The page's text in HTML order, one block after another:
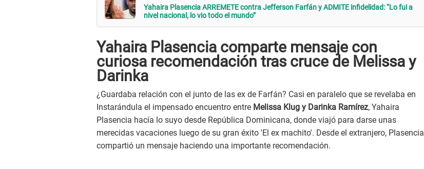
Yahaira Plasencia ARREMETE contra Jefferson Farfán y ADMITE infidelidad: “Lo fui a
nivel nacional, lo vio todo el mundo”
Yahaira Plasencia comparte mensaje con
curiosa recomendación tras cruce de Melissa y
Darinka
¿Guardaba relación con el junto de las ex de Farfán? Casi en paralelo que se revelaba en
Instarándula el impensado encuentro entre Melissa Klug y Darinka Ramírez, Yahaira
Plasencia hacía lo suyo desde República Dominicana, donde viajó para darse unas
merecidas vacaciones luego de su gran éxito 'El ex machito'. Desde el extranjero, Plasencia
compartió un mensaje haciendo una importante recomendación.